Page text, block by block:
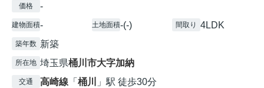
価格 -
建物面積- 土地面積-(-) 間取り 4LDK
築年数 新築
所在地 埼玉県桶川市大字加納
交通 高崎線 「 桶川
」駅 徒歩30分